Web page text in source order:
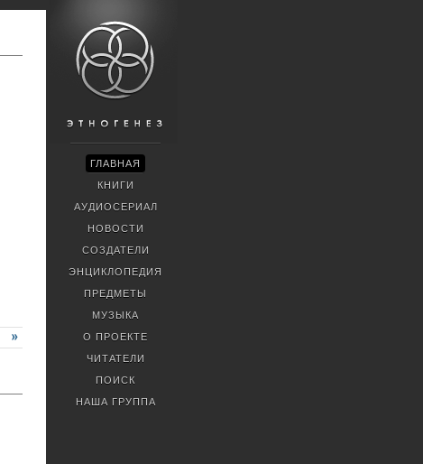
ГЛАВНАЯ
КНИГИ
АУДИОСЕРИАЛ
НОВОСТИ
СОЗДАТЕЛИ
ЭНЦИКЛОПЕДИЯ
ПРЕДМЕТЫ
МУЗЫКА
О ПРОЕКТЕ
ЧИТАТЕЛИ
ПОИСК
НАША ГРУППА